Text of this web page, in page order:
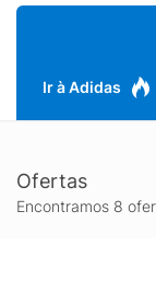
ou para compor
estética clássica
Ir à Adidas
Ofertas
Encontramos 8